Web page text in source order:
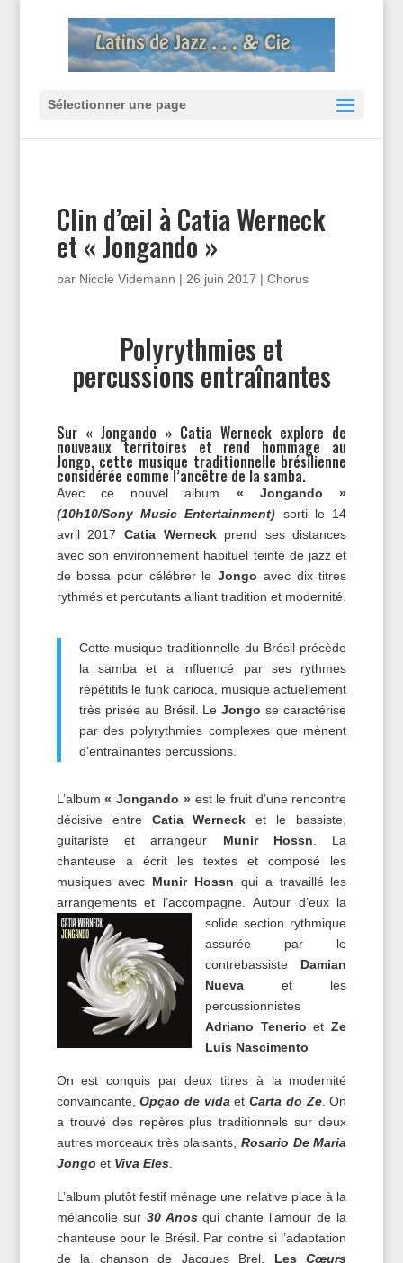
Sélectionner une page
Clin d’œil à Catia Werneck
et « Jongando »
par Nicole Videmann | 26 juin 2017 | Chorus
Polyrythmies et
percussions entraînantes
Sur « Jongando » Catia Werneck explore de
nouveaux territoires et rend hommage au
Jongo, cette musique traditionnelle brésilienne
considérée comme l’ancêtre de la samba.
Avec ce nouvel album « Jongando »
(10h10/Sony Music Entertainment) sorti le 14
avril 2017 Catia Werneckprend ses distances
avec son environnement habituel teinté de jazz et
de bossa pour célébrer le Jongo avec dix titres
rythmés et percutants alliant tradition et modernité.
Cette musique traditionnelle du Brésil précède
la samba et a influencé par ses rythmes
répétitifs le funk carioca, musique actuellement
très prisée au Brésil. LeJongo se caractérise
par des polyrythmies complexes que mènent
d’entraînantes percussions.
L’album« Jongando » est le fruit d’une rencontre
décisive entre Catia Werneck et le bassiste,
guitariste et arrangeur Munir Hossn . La
chanteuse a écrit les textes et composé les
musiques avec Munir Hossn qui a travaillé les
arrangements et l’accompagne. Autour d’eux la
solide section rythmique
assurée par le
contrebassiste Damian
Nuevaet les
percussionnistes
Adriano Tenerio etZe
Luis Nascimento
On est conquis par deux titres à la modernité
convaincante,Opçao de vida etCarta do Ze. On
a trouvé des repères plus traditionnels sur deux
autres morceaux très plaisants,Rosario De Maria
Jongo etViva Eles.
L’album plutôt festif ménage une relative place à la
mélancolie sur 30 Anosqui chante l’amour de la
chanteuse pour le Brésil. Par contre si l’adaptation
de la chanson de Jacques Brel, Les Cœurs